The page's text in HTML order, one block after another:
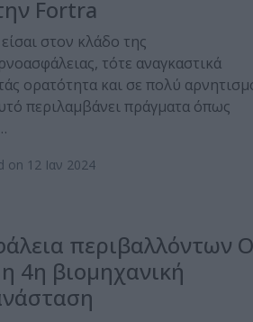
Fortra
στον κλάδο της
τότε αναγκαστικά
ορατότητα και σε πολύ
περιλαμβάνει πράγματα όπως
on 12 Ιαν 2024
περιβαλλόντων
η 4η βιομηχανική